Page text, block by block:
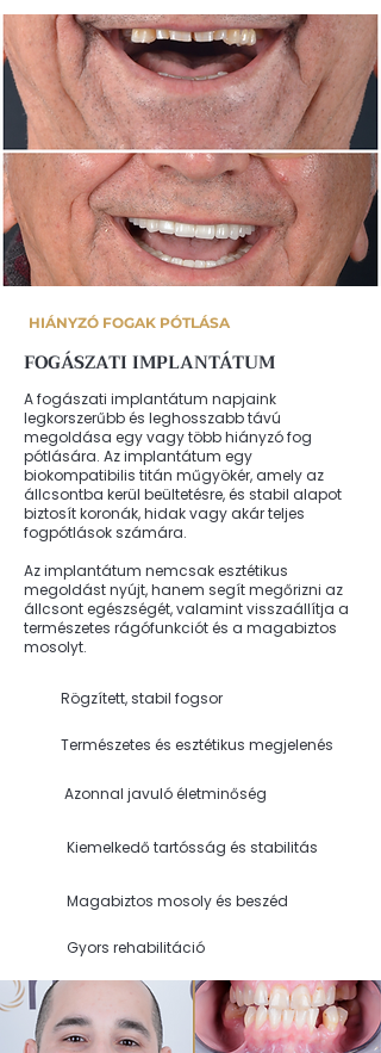
HIÁNYZÓ FOGAK PÓTLÁSA
FOGÁSZATI IMPLANTÁTUM
A fogászati implantátum napjaink
legkorszerűbb és leghosszabb távú
megoldása egy vagy több hiányzó fog
pótlására. Az implantátum egy
biokompatibilis titán műgyökér, amely az
állcsontba kerül beültetésre, és stabil alapot
biztosít koronák, hidak vagy akár teljes
fogpótlások számára.
Az implantátum nemcsak esztétikus
megoldást nyújt, hanem segít megőrizni az
állcsont egészségét, valamint visszaállítja a
természetes rágófunkciót és a magabiztos
mosolyt.
Rögzített, stabil fogsor
Természetes és esztétikus megjelenés
Azonnal javuló életminőség
Kiemelkedő tartósság és stabilitás
Magabiztos mosoly és beszéd
Gyors rehabilitáció